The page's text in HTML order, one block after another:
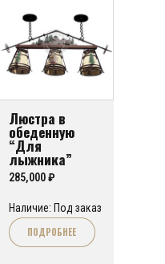
Люстра в
обеденную
“Для
лыжника”
285,000₽
Наличие: Под заказ
ПОДРОБНЕЕ